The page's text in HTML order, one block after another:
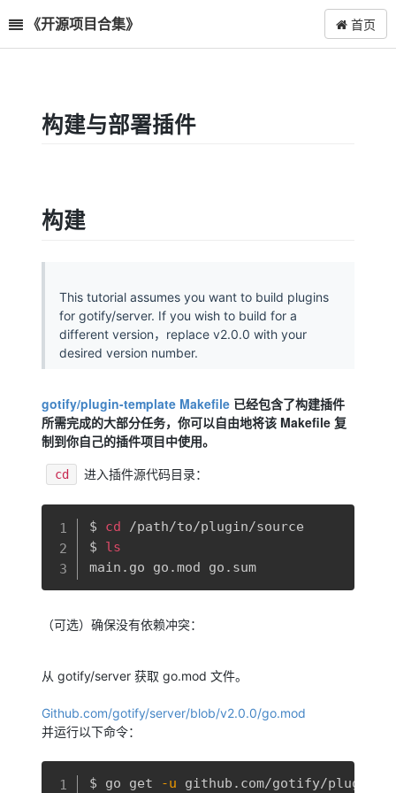
《开源项目合集》 首页
构建与部署插件
构建
This tutorial assumes you want to build plugins
for gotify/server. If you wish to build for a
different version，replace v2.0.0 with your
desired version number.
gotify/plugin-template Makefile 已经包含了构建插件
所需完成的大部分任务，你可以自由地将该 Makefile 复
制到你自己的插件项目中使用。
cd 进入插件源代码目录：
$ cd /path/to/plugin/source
$ ls
main.go go.mod go.sum
（可选）确保没有依赖冲突：
从 gotify/server 获取 go.mod 文件。
Github.com/gotify/server/blob/v2.0.0/go.mod
并运行以下命令：
$ go get -u github.com/gotify/plugin-